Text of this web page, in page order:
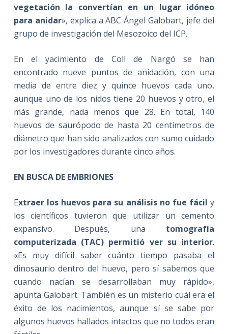
vegetación la convertían en un lugar idóneo
para anidar», explica a ABC Ángel Galobart, jefe del
grupo de investigación del Mesozoico del ICP.
En el yacimiento de Coll de Nargó se han
encontrado nueve puntos de anidación, con una
media de entre diez y quince huevos cada uno,
aunque uno de los nidos tiene 20 huevos y otro, el
más grande, nada menos que 28. En total, 140
huevos de saurópodo de hasta 20 centímetros de
diámetro que han sido analizados con sumo cuidado
por los investigadores durante cinco años.
EN BUSCA DE EMBRIONES
Extraer los huevos para su análisis no fue fácil y
los científicos tuvieron que utilizar un cemento
expansivo. Después, una tomografía
computerizada (TAC) permitió ver su interior.
«Es muy difícil saber cuánto tiempo pasaba el
dinosaurio dentro del huevo, pero sí sabemos que
cuando nacían se desarrollaban muy rápido»,
apunta Galobart. También es un misterio cuál era el
éxito de los nacimientos, aunque sí se sabe por
algunos huevos hallados intactos que no todos eran